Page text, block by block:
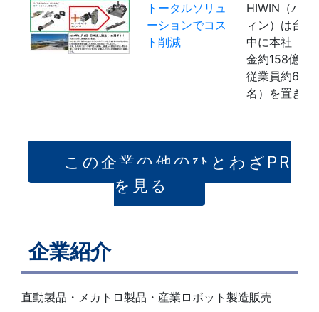
トータルソリュ
ーションでコス
ト削減
HIWIN（ハイ
ィン）は台湾
中に本社（資
金約158億円
従業員約
名）を置き…
この企業の他のひとわざPR
を見る
企業紹介
直動製品・メカトロ製品・産業ロボット製造販売